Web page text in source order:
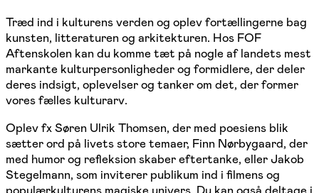
Træd ind i kulturens verden og oplev fortællingerne bag
kunsten, litteraturen og arkitekturen. Hos FOF
Aftenskolen kan du komme tæt på nogle af landets mest
markante kulturpersonligheder og formidlere, der deler
deres indsigt, oplevelser og tanker om det, der former
vores fælles kulturarv.
Oplev fx Søren Ulrik Thomsen, der med poesiens blik
sætter ord på livets store temaer, Finn Nørbygaard, der
med humor og refleksion skaber eftertanke, eller Jakob
Stegelmann, som inviterer publikum ind i filmens og